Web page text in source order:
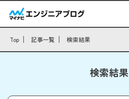
Top 記事一覧 検索結果
検索結果